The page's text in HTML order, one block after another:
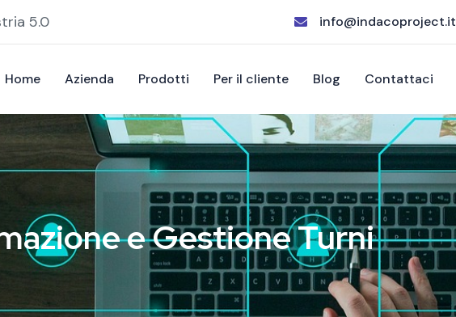
5.0 info@indacoproject.it
Home Azienda Prodotti Per il cliente Blog Contattaci
e Gestione Turni